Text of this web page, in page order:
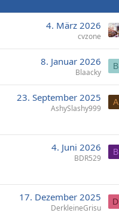
4. März 2026
cvzone
8. Januar 2026
Blaacky
B
23. September 2025
AshySlashy999
A
4. Juni 2026
BDR529
B
17. Dezember 2025
DerkleineGrisu
D